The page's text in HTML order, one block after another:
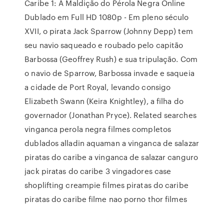
Caribe 1: A Maldição do Pérola Negra Online
Dublado em Full HD 1080p - Em pleno século
XVII, o pirata Jack Sparrow (Johnny Depp) tem
seu navio saqueado e roubado pelo capitão
Barbossa (Geoffrey Rush) e sua tripulação. Com
o navio de Sparrow, Barbossa invade e saqueia
a cidade de Port Royal, levando consigo
Elizabeth Swann (Keira Knightley), a filha do
governador (Jonathan Pryce). Related searches
vinganca perola negra filmes completos
dublados alladin aquaman a vinganca de salazar
piratas do caribe a vinganca de salazar canguro
jack piratas do caribe 3 vingadores case
shoplifting creampie filmes piratas do caribe
piratas do caribe filme nao porno thor filmes